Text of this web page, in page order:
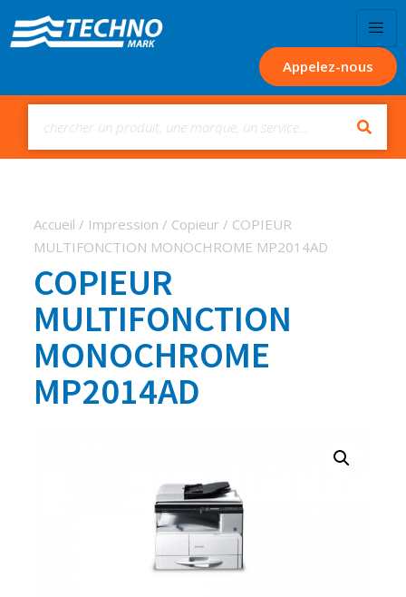
Appelez-nous
Accueil / Impression / Copieur / COPIEUR
MULTIFONCTION MONOCHROME MP2014AD
COPIEUR
MULTIFONCTION
MONOCHROME
MP2014AD